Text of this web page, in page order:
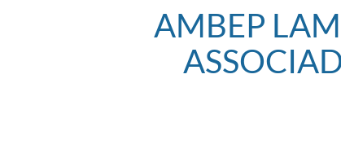
AMBEP